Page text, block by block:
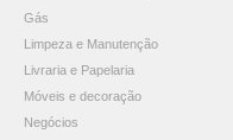
Gás
Limpeza e Manutenção
Livraria e Papelaria
Móveis e decoração
Negócios